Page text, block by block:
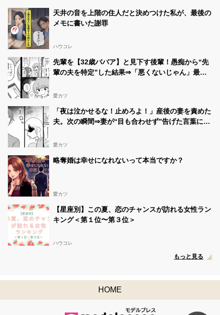
天井の音を上階の住人だと決めつけた私が、最後の
メモに書いた謝罪
ハウコレ
先輩を【32歳ババア】と見下す後輩！愚痴から“先
輩の夫を特定”した結果⇒「悪くないじゃん」最悪
愛カツ
「夜は泣かせるな！止めろよ！」産後の妻を責めた
夫。次の瞬間⇒妻が“目も合わせず”告げた言葉に…
愛カツ
略奪婚は幸せになれないって本当ですか？
愛カツ
【星座別】この夏、恋のチャンスが訪れる女性ラン
キング＜第１位〜第３位＞
ハウコレ
もっと見る
HOME